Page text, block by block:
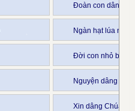
Đoàn con dâng
Ngàn hạt lúa
Đời con nhỏ bé
Nguyện dâng
Xin dâng Chúa